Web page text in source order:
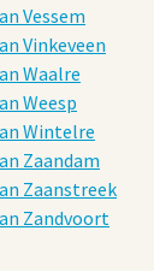
Vessem
Vinkeveen
Waalre
Weesp
Wintelre
Zaandam
Zaanstreek
Zandvoort